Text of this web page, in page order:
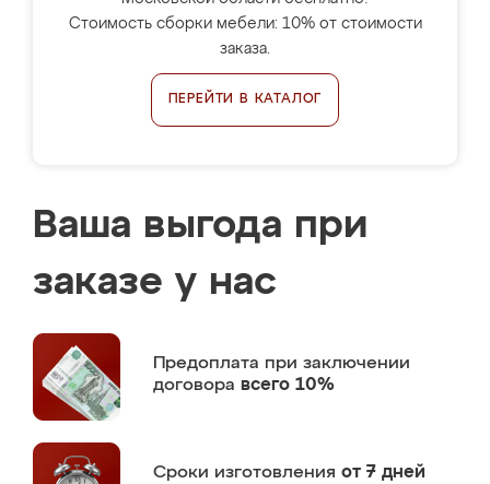
Стоимость сборки мебели: 10% от стоимости
заказа.
ПЕРЕЙТИ В КАТАЛОГ
Ваша выгода при
заказе у нас
Предоплата при заключении
договора всего 10%
Сроки изготовления от 7 дней